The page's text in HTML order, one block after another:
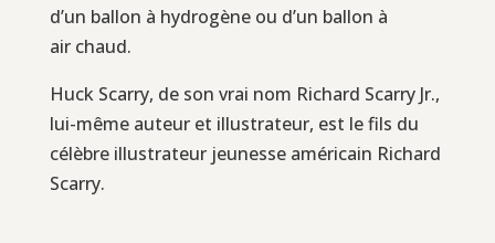
d’un ballon à hydrogène ou d’un ballon à
air chaud.
Huck Scarry, de son vrai nom Richard Scarry Jr.,
lui-même auteur et illustrateur, est le fils du
célèbre illustrateur jeunesse américain Richard
Scarry.